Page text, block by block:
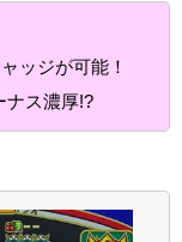
ッジが可能！
ナス濃厚!?